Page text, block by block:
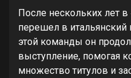
После нескольких лет
перешел в итальянский
этой команды он
выступление, помогая
множество титулов и